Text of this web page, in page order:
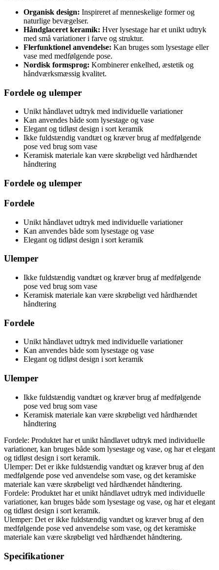
Organisk design: Inspireret af menneskelige former og
naturlige bevægelser.
Håndglaceret keramik: Hver lysestage har et unikt udtryk
med små variationer i farve og struktur.
Flerfunktionel anvendelse: Kan bruges som lysestage eller
vase med medfølgende pose.
Nordisk formsprog: Kombinerer enkelhed, æstetik og
håndværksmæssig kvalitet.
Fordele og ulemper
Unikt håndlavet udtryk med individuelle variationer
Kan anvendes både som lysestage og vase
Elegant og tidløst design i sort keramik
Ikke fuldstændig vandtæt og kræver brug af medfølgende
pose ved brug som vase
Keramisk materiale kan være skrøbeligt ved hårdhændet
håndtering
Fordele og ulemper
Fordele
Unikt håndlavet udtryk med individuelle variationer
Kan anvendes både som lysestage og vase
Elegant og tidløst design i sort keramik
Ulemper
Ikke fuldstændig vandtæt og kræver brug af medfølgende
pose ved brug som vase
Keramisk materiale kan være skrøbeligt ved hårdhændet
håndtering
Fordele
Unikt håndlavet udtryk med individuelle variationer
Kan anvendes både som lysestage og vase
Elegant og tidløst design i sort keramik
Ulemper
Ikke fuldstændig vandtæt og kræver brug af medfølgende
pose ved brug som vase
Keramisk materiale kan være skrøbeligt ved hårdhændet
håndtering
Fordele: Produktet har et unikt håndlavet udtryk med individuelle
variationer, kan bruges både som lysestage og vase, og har et elegant
og tidløst design i sort keramik.
Ulemper: Det er ikke fuldstændig vandtæt og kræver brug af den
medfølgende pose ved anvendelse som vase, og det keramiske
materiale kan være skrøbeligt ved hårdhændet håndtering.
Fordele: Produktet har et unikt håndlavet udtryk med individuelle
variationer, kan bruges både som lysestage og vase, og har et elegant
og tidløst design i sort keramik.
Ulemper: Det er ikke fuldstændig vandtæt og kræver brug af den
medfølgende pose ved anvendelse som vase, og det keramiske
materiale kan være skrøbeligt ved hårdhændet håndtering.
Specifikationer